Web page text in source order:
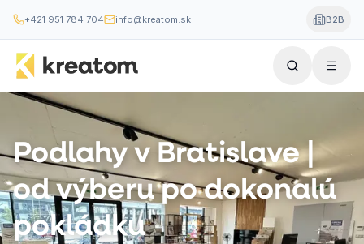
+421 951 784 704 info@kreatom.sk B2B
Podlahy v Bratislave |
od výberu po dokonalú
pokládku